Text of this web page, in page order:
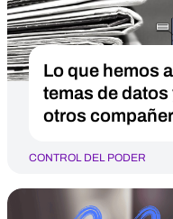
Lo que hemos
temas de
otros
CONTROL DEL PODER